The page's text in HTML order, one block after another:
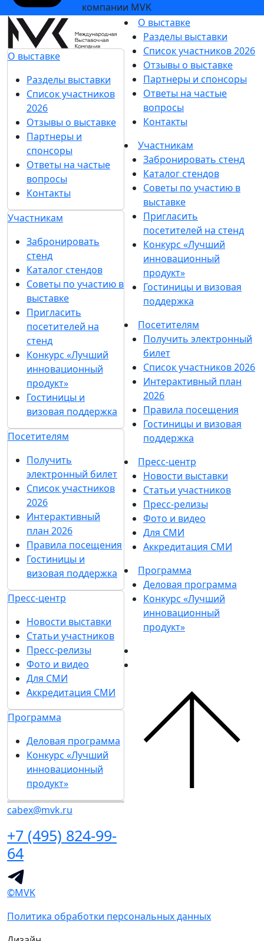
компании MVK
О выставке
Разделы выставки
Список участников
2026
Отзывы о выставке
Партнеры и
спонсоры
Ответы на частые
вопросы
Контакты
Участникам
Забронировать
стенд
Каталог стендов
Советы по участию в
выставке
Пригласить
посетителей на
стенд
Конкурс «Лучший
инновационный
продукт»
Гостиницы и
визовая поддержка
Посетителям
Получить
электронный билет
Список участников
2026
Интерактивный
план 2026
Правила посещения
Гостиницы и
визовая поддержка
Пресс-центр
Новости выставки
Статьи участников
Пресс-релизы
Фото и видео
Для СМИ
Аккредитация СМИ
Программа
Деловая программа
Конкурс «Лучший
инновационный
продукт»
cabex@mvk.ru
+7 (495) 824-99-
64
О выставке
Разделы выставки
Список участников 2026
Отзывы о выставке
Партнеры и спонсоры
Ответы на частые
вопросы
Контакты
Участникам
Забронировать стенд
Каталог стендов
Советы по участию в
выставке
Пригласить
посетителей на стенд
Конкурс «Лучший
инновационный
продукт»
Гостиницы и визовая
поддержка
Посетителям
Получить электронный
билет
Список участников 2026
Интерактивный план
2026
Правила посещения
Гостиницы и визовая
поддержка
Пресс-центр
Новости выставки
Статьи участников
Пресс-релизы
Фото и видео
Для СМИ
Аккредитация СМИ
Программа
Деловая программа
Конкурс «Лучший
инновационный
продукт»
©MVK
Политика обработки персональных данных